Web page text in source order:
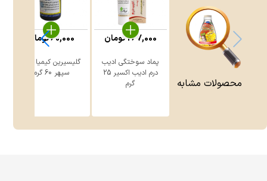
محصولات مشابه
پماد سوختگی ادیب
درم ادیب اکسیر 25
گرم
267,000تومان
گلیسیرین کیمیا دارو
سپهر 60 گرم
60,000تومان